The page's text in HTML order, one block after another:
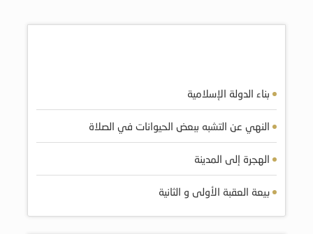
بناء الدولة الإسلامية
النهي عن التشبه ببعض الحيوانات في الصلاة
الهجرة إلى المدينة
بيعة العقبة الأولى و الثانية